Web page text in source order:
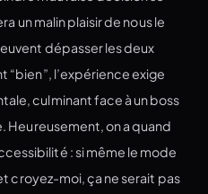
un malin plaisir de nous le
dépasser les deux
“bien”, l’expérience exige
culminant face à un boss
Heureusement, on a quand
: si même le mode
croyez-moi, ça ne serait pas